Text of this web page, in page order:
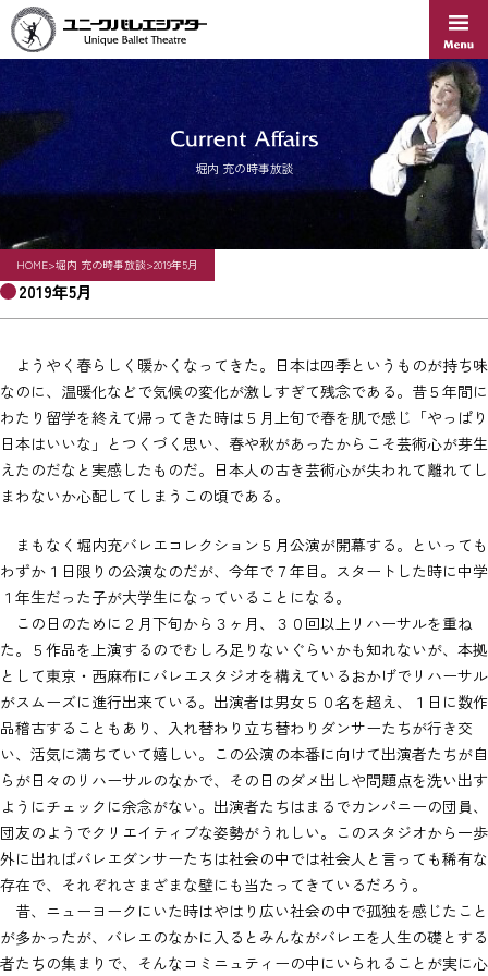
content
堀内 充の時事放談
HOME>堀内 充の時事放談>2019年5月
2019年5月
ようやく春らしく暖かくなってきた。日本は四季というものが持ち味
なのに、温暖化などで気候の変化が激しすぎて残念である。昔５年間に
わたり留学を終えて帰ってきた時は５月上旬で春を肌で感じ「やっぱり
日本はいいな」とつくづく思い、春や秋があったからこそ芸術心が芽生
えたのだなと実感したものだ。日本人の古き芸術心が失われて離れてし
まわないか心配してしまうこの頃である。
まもなく堀内充バレエコレクション５月公演が開幕する。といっても
わずか１日限りの公演なのだが、今年で７年目。スタートした時に中学
１年生だった子が大学生になっていることになる。
この日のために２月下旬から３ヶ月、３０回以上リハーサルを重ね
た。５作品を上演するのでむしろ足りないぐらいかも知れないが、本拠
として東京・西麻布にバレエスタジオを構えているおかげでリハーサル
がスムーズに進行出来ている。出演者は男女５０名を超え、１日に数作
品稽古することもあり、入れ替わり立ち替わりダンサーたちが行き交
い、活気に満ちていて嬉しい。この公演の本番に向けて出演者たちが自
らが日々のリハーサルのなかで、その日のダメ出しや問題点を洗い出す
ようにチェックに余念がない。出演者たちはまるでカンパニーの団員、
団友のようでクリエイティブな姿勢がうれしい。このスタジオから一歩
外に出ればバレエダンサーたちは社会の中では社会人と言っても稀有な
存在で、それぞれさまざまな壁にも当たってきているだろう。
昔、ニューヨークにいた時はやはり広い社会の中で孤独を感じたこと
が多かったが、バレエのなかに入るとみんながバレエを人生の礎とする
者たちの集まりで、そんなコミニュティーの中にいられることが実に心